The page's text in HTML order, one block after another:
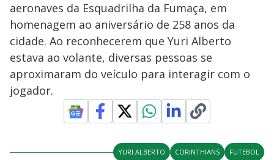
aeronaves da Esquadrilha da Fumaça, em
homenagem ao aniversário de 258 anos da
cidade. Ao reconhecerem que Yuri Alberto
estava ao volante, diversas pessoas se
aproximaram do veículo para interagir com o
jogador.
YURI ALBERTO CORINTHIANS FUTEBOL